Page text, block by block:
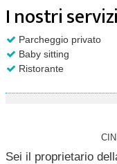
I nostri servizi
Parcheggio privato
Baby sitting
Ristorante
Sei il proprietario